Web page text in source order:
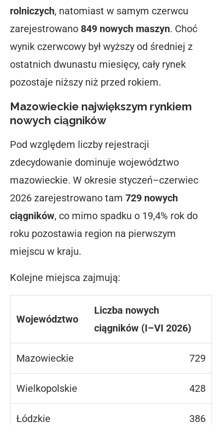
rolniczych, natomiast w samym czerwcu
zarejestrowano 849 nowych maszyn. Choć
wynik czerwcowy był wyższy od średniej z
ostatnich dwunastu miesięcy, cały rynek
pozostaje niższy niż przed rokiem.
Mazowieckie największym rynkiem
nowych ciągników
Pod względem liczby rejestracji
zdecydowanie dominuje województwo
mazowieckie. W okresie styczeń–czerwiec
2026 zarejestrowano tam 729 nowych
ciągników, co mimo spadku o 19,4% rok do
roku pozostawia region na pierwszym
miejscu w kraju.
Kolejne miejsca zajmują:
Województwo
Liczba nowych
ciągników (I–VI 2026)
Mazowieckie 729
Wielkopolskie 428
Łódzkie 386